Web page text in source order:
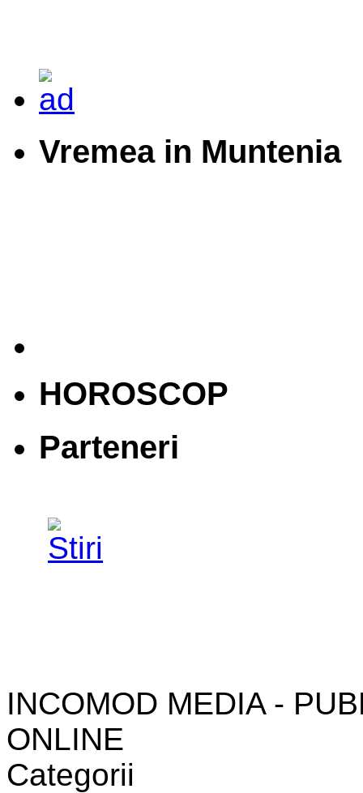
Vremea in Muntenia
HOROSCOP
Parteneri
INCOMOD MEDIA -
ONLINE
Categorii